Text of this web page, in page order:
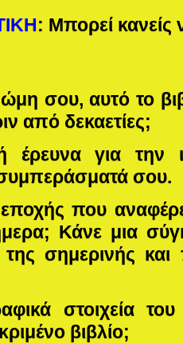
: Μπορεί κανείς
σου, αυτό το
από δεκαετίες;
έρευνα για την
σου.
που
Κάνε μια
σημερινής και
στοιχεία
βιβλίο;